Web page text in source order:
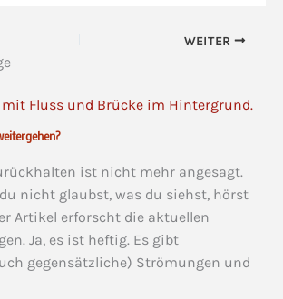
WEITER
ist nicht mehr angesagt.
nicht glaubst, was du siehst, hörst
Artikel erforscht die aktuellen
Ja, es ist heftig. Es gibt
gegensätzliche) Strömungen und